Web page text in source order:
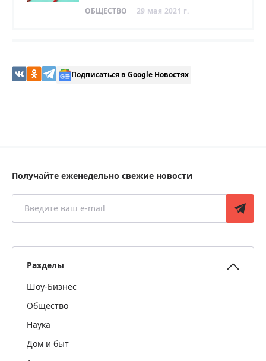
ОБЩЕСТВО 29 мая 2021 г.
Подписаться в Google Новостях
Получайте еженедельно свежие новости
Разделы
Шоу-Бизнес
Общество
Наука
Дом и быт